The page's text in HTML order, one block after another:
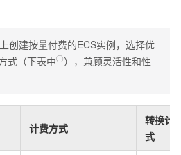
创建按量付费的ECS实例，选择优
式（下表中①），兼顾灵活性和性
计费方式
转换计
式